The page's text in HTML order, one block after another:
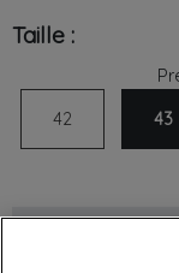
Taille :
42
43